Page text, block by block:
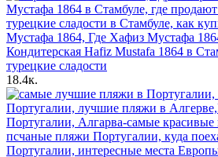
Кондитерская Hafiz Mustafa 1864 в
турецкие сладости
18.4к.